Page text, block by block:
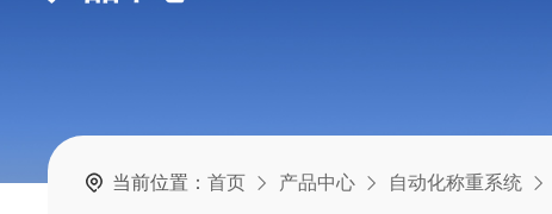
当前位置：首页 产品中心 自动化称重系统